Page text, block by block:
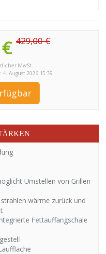
429,00 €
MwSt.
August 2026 15:39
Umstellen von Grillen
wärme zurück und
Fettauffangschale